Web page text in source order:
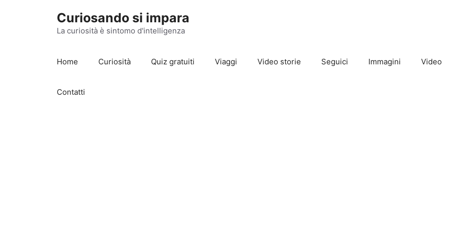
Curiosando si impara
La curiosità è sintomo d'intelligenza
Home Curiosità Quiz gratuiti Viaggi Video storie Seguici Immagini Video
Contatti